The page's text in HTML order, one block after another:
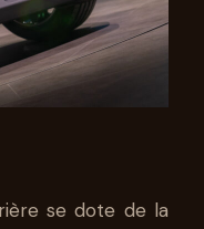
se dote de la